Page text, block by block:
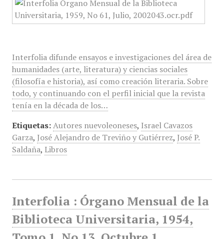
Interfolia difunde ensayos e investigaciones del área de
humanidades (arte, literatura) y ciencias sociales
(filosofía e historia), así como creación literaria. Sobre
todo, y continuando con el perfil inicial que la revista
tenía en la década de los…
Etiquetas: Autores nuevoleoneses, Israel Cavazos
Garza, José Alejandro de Treviño y Gutiérrez, José P.
Saldaña, Libros
Interfolia : Órgano Mensual de la
Biblioteca Universitaria, 1954,